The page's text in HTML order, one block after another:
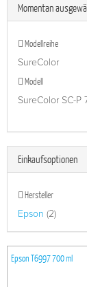
Momentan
Modellreihe
SureColor
Modell
SureColor SC-
Einkaufsoptionen
Hersteller
Epson (2)
Epson T6997 700 ml